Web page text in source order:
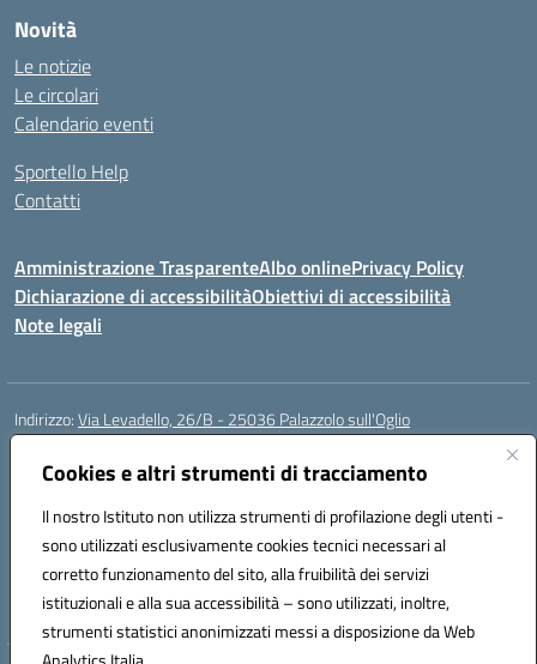
Cookies e altri strumenti di tracciamento
Il nostro Istituto non utilizza strumenti di profilazione degli utenti -
sono utilizzati esclusivamente cookies tecnici necessari al
corretto funzionamento del sito, alla fruibilità dei servizi
istituzionali e alla sua accessibilità – sono utilizzati, inoltre,
strumenti statistici anonimizzati messi a disposizione da Web
Novità
Le notizie
Le circolari
Calendario eventi
Sportello Help
Contatti
Amministrazione TrasparenteAlbo onlinePrivacy Policy
Dichiarazione di accessibilitàObiettivi di accessibilità
Note legali
Indirizzo:Via Levadello, 26/B - 25036 Palazzolo sull'Oglio
Centralino:
Posta elettronica certificata (PEC):bsis01800p@pec.istruzione.it
Codice fiscale: 91011920179
Codice meccanografico:BSIS01800P
Codice Indice delle Pubbliche Amministrazioni (IPA): istsc_bsis01800p
Codice unico di fatturazione (CUF): UFLUYU